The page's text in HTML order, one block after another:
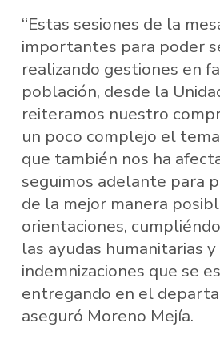
“Estas sesiones de la
importantes para poder
realizando gestiones en
población, desde la
reiteramos nuestro
un poco complejo el
que también nos ha
seguimos adelante para
de la mejor manera
orientaciones,
las ayudas humanitarias
indemnizaciones que se
entregando en el
aseguró Moreno Mejía.